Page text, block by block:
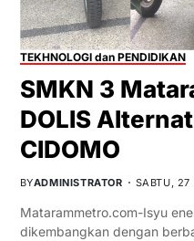
TEKHNOLOGI dan PENDIDIKAN
SMKN 3
DOLIS
CIDOMO
BYADMINISTRATOR SABTU, 27
Matarammetro.com-Isyu
dikembangkan dengan